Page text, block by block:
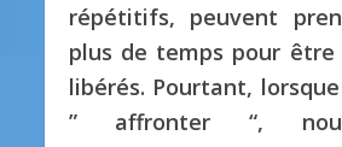
répétitifs, peuvent
plus de temps pour
libérés. Pourtant,
” affronter “,